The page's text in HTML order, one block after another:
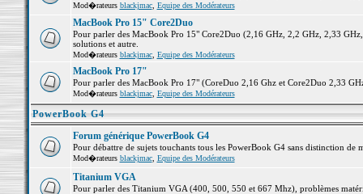
Mod�rateurs blackjmac, Equipe des Modérateurs
MacBook Pro 15" Core2Duo
Pour parler des MacBook Pro 15" Core2Duo (2,16 GHz, 2,2 GHz, 2,33
solutions et autre.
Mod�rateurs blackjmac, Equipe des Modérateurs
MacBook Pro 17"
Pour parler des MacBook Pro 17" (CoreDuo 2,16 Ghz et Core2Duo 2,33
Mod�rateurs blackjmac, Equipe des Modérateurs
PowerBook G4
Forum générique PowerBook G4
Pour débattre de sujets touchants tous les PowerBook G4 sans distinction de
Mod�rateurs blackjmac, Equipe des Modérateurs
Titanium VGA
Pour parler des Titanium VGA (400, 500, 550 et 667 Mhz), problèmes